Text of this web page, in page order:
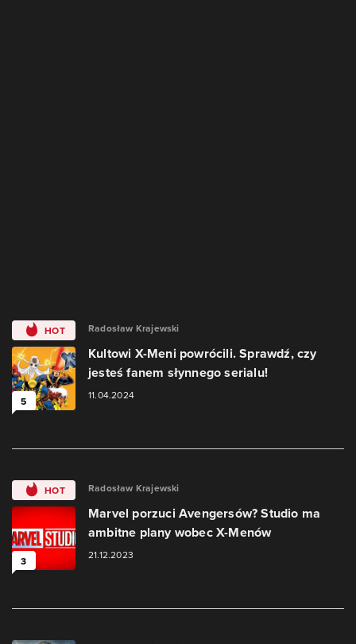
HOT
5
Radosław Krajewski
Kultowi X-Meni powrócili. Sprawdź, czy
jesteś fanem słynnego serialu!
11.04.2024
HOT
3
Radosław Krajewski
Marvel porzuci Avengersów? Studio ma
ambitne plany wobec X-Menów
21.12.2023